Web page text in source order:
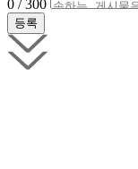
0 / 300